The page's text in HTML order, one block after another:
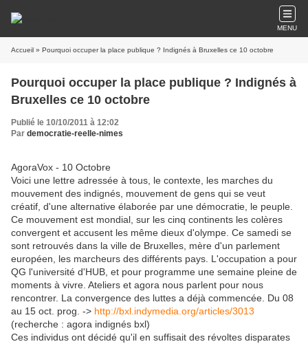
MENU
Accueil » Pourquoi occuper la place publique ? Indignés à Bruxelles ce 10 octobre
Pourquoi occuper la place publique ? Indignés à
Bruxelles ce 10 octobre
Publié le 10/10/2011 à 12:02
Par democratie-reelle-nimes
AgoraVox - 10 Octobre
Voici une lettre adressée à tous, le contexte, les marches du
mouvement des indignés , mouvement de gens qui se veut
créatif, d'une alternative élaborée par une démocratie, le peuple.
Ce mouvement est mondial, sur les cinq continents les colères
convergent et accusent les même dieux d'olympe. Ce samedi se
sont retrouvés dans la ville de Bruxelles , mère d'un parlement
européen, les marcheurs des différents pays. L'occupation a pour
QG l'université d'HUB, et pour programme une semaine pleine de
moments à vivre. Ateliers et agora nous parlent pour nous
rencontrer. La convergence des luttes a déjà commencée. Du 08
au 15 oct. prog. -> http://bxl.indymedia.org/articles/3013
(recherche : agora indignés bxl)
Ces individus ont décidé qu'il en suffisait des révoltes disparates